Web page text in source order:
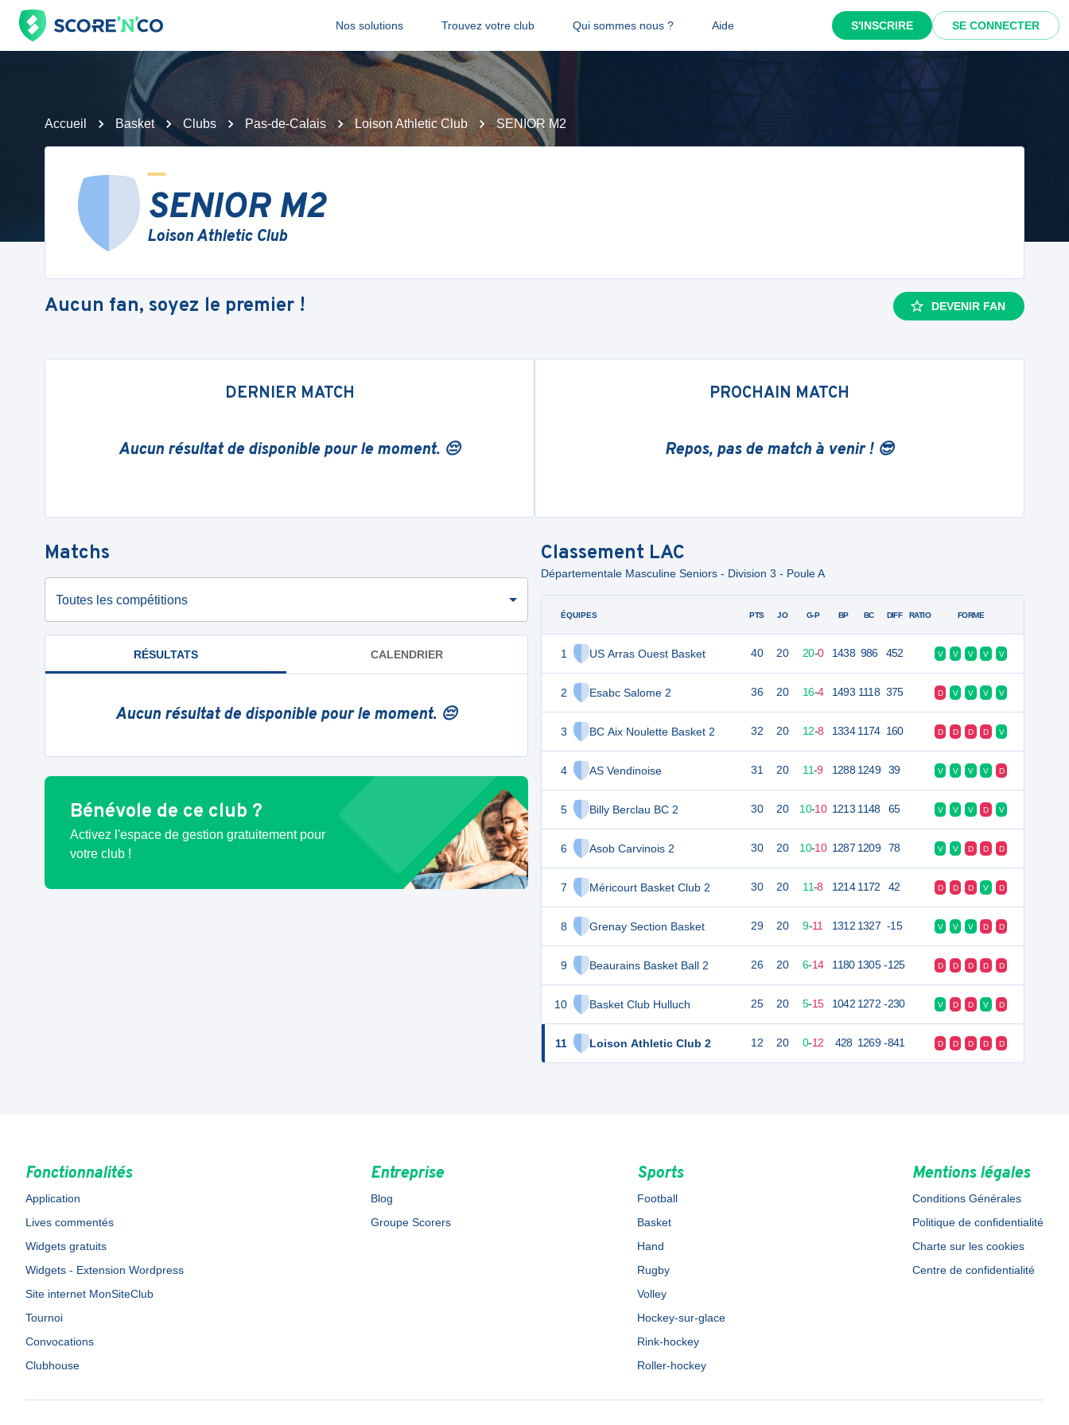
Nos solutions Trouvez votre club Qui sommes nous ? Aide S'INSCRIRE SE CONNECTER
Accueil Basket Clubs Pas-de-Calais Loison Athletic Club SENIOR M2
SENIOR M2
Loison Athletic Club
Aucun fan, soyez le premier ! DEVENIR FAN
DERNIER MATCH
Aucun résultat de disponible pour le moment. 😔
PROCHAIN MATCH
Repos, pas de match à venir ! 😎
Matchs
Toutes les compétitions
RÉSULTATS CALENDRIER
Aucun résultat de disponible pour le moment. 😔
Bénévole de ce club ?
Activez l'espace de gestion gratuitement pour
votre club !
Classement LAC
Départementale Masculine Seniors - Division 3 - Poule A
ÉQUIPES
1 US Arras Ouest Basket
2 Esabc Salome 2
3 BC Aix Noulette Basket 2
4 AS Vendinoise
5 Billy Berclau BC 2
6 Asob Carvinois 2
7 Méricourt Basket Club 2
8 Grenay Section Basket
9 Beaurains Basket Ball 2
10 Basket Club Hulluch
11 Loison Athletic Club 2
PTS JO G-P BP BC DIFF RATIO FORME
40 20 20-0 1438 986 452 V V V V V
36 20 16-4 1493 1118 375 D V V V V
32 20 12-8 1334 1174 160 D D D D V
31 20 11-9 1288 1249 39 V V V V D
30 20 10-10 1213 1148 65 V V V D V
30 20 10-10 1287 1209 78 V V D D D
30 20 11-8 1214 1172 42 D D D V D
29 20 9-11 1312 1327 -15 V V V D D
26 20 6-14 1180 1305 -125 D D D D D
25 20 5-15 1042 1272 -230 V D D V D
12 20 0-12 428 1269 -841 D D D D D
Fonctionnalités
Application
Lives commentés
Widgets gratuits
Widgets - Extension Wordpress
Site internet MonSiteClub
Tournoi
Convocations
Clubhouse
Entreprise
Blog
Groupe Scorers
Sports
Football
Basket
Hand
Rugby
Volley
Hockey-sur-glace
Rink-hockey
Roller-hockey
Mentions légales
Conditions Générales
Politique de confidentialité
Charte sur les cookies
Centre de confidentialité